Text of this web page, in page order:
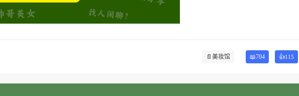
📄 美妆馆 📖704 👍115